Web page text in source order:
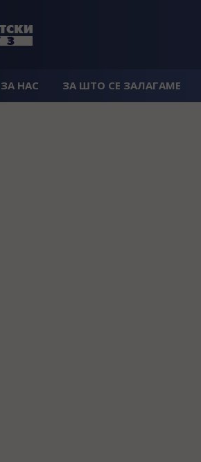
ЗА НАС ЗА ШТО СЕ ЗАЛАГАМЕ